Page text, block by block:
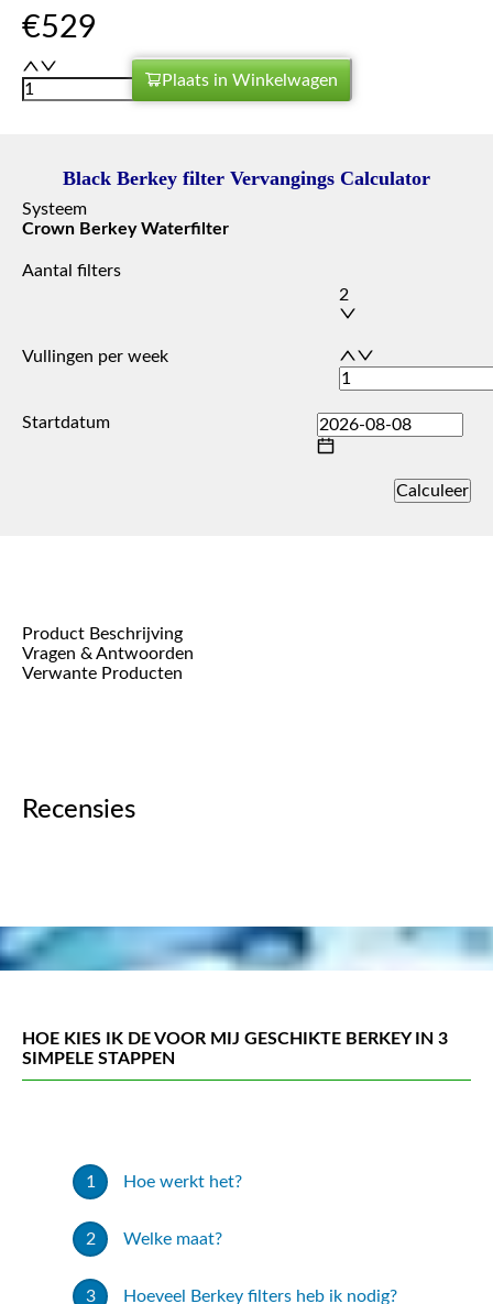
€529
Plaats in Winkelwagen
Black Berkey filter Vervangings Calculator
Systeem
Crown Berkey Waterfilter
Aantal filters
2
Vullingen per week
Startdatum
Calculeer
Product Beschrijving
Vragen & Antwoorden
Verwante Producten
Recensies
HOE KIES IK DE VOOR MIJ GESCHIKTE BERKEY IN 3
SIMPELE STAPPEN
Hoe werkt het?
Welke maat?
Hoeveel Berkey filters heb ik nodig?